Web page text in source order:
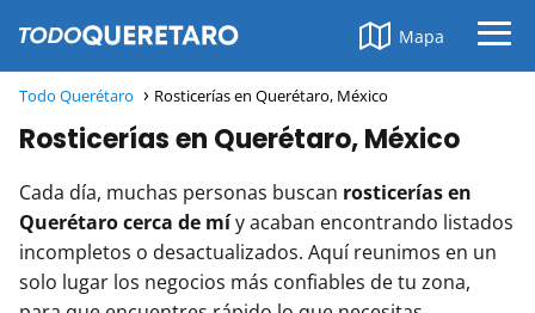
Mapa
Todo Querétaro Rosticerías en Querétaro, México
Rosticerías en Querétaro, México
Cada día, muchas personas buscan rosticerías en
Querétaro cerca de míy acaban encontrando listados
incompletos o desactualizados. Aquí reunimos en un
solo lugar los negocios más confiables de tu zona,